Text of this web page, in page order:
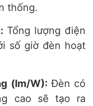
thống.
Tổng lượng điện
số giờ đèn hoạt
(lm/W): Đèn có
cao sẽ tạo ra